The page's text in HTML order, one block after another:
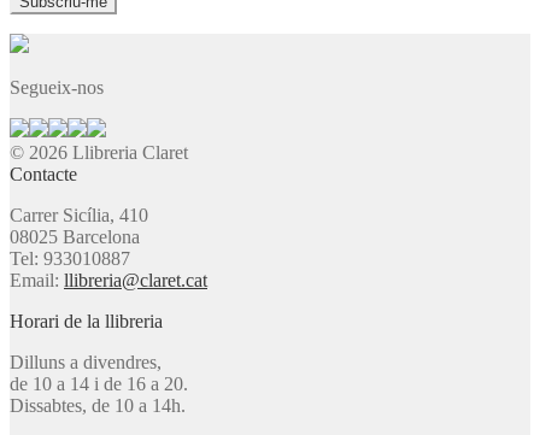
Segueix-nos
© 2026 Llibreria Claret
Contacte
Carrer Sicília, 410
08025 Barcelona
Tel: 933010887
Email: llibreria@claret.cat
Horari de la llibreria
Dilluns a divendres,
de 10 a 14 i de 16 a 20.
Dissabtes, de 10 a 14h.